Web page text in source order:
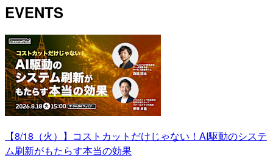
EVENTS
【8/18（火）】コストカットだけじゃない！AI駆動のシステ
ム刷新がもたらす本当の効果